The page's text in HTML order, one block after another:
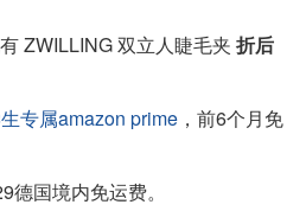
ZWILLING 双立人睫毛夹 折后
专属amazon prime ，前6个月免
国境内免运费。